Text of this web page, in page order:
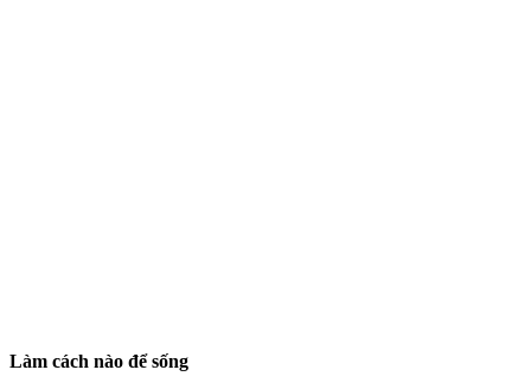
Làm cách nào để sống